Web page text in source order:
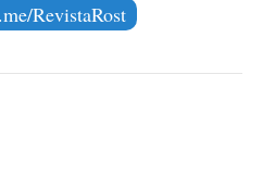
RevistaRost